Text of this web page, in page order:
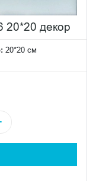
20*20 декор
20*20 см